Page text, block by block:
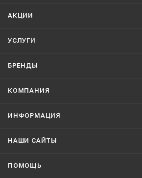
АКЦИИ
УСЛУГИ
БРЕНДЫ
КОМПАНИЯ
ИНФОРМАЦИЯ
НАШИ CАЙТЫ
ПОМОЩЬ